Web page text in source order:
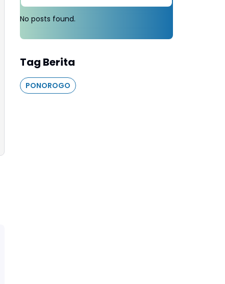
No posts found.
Tag Berita
PONOROGO